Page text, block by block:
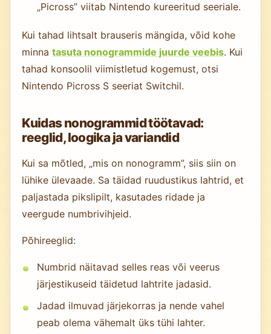
„Picross” viitab Nintendo kureeritud seeriale.
Kui tahad lihtsalt brauseris mängida, võid kohe
minnatasuta nonogrammide juurde veebis. Kui
tahad konsoolil viimistletud kogemust, otsi
Nintendo Picross S seeriat Switchil.
Kuidas nonogrammid töötavad:
reeglid, loogika ja variandid
Kui sa mõtled, „mis on nonogramm”, siis siin on
lühike ülevaade. Sa täidad ruudustikus lahtrid, et
paljastada pikslipilt, kasutades ridade ja
veergude numbrivihjeid.
Põhireeglid:
Numbrid näitavad selles reas või veerus
järjestikuseid täidetud lahtrite jadasid.
Jadad ilmuvad järjekorras ja nende vahel
peab olema vähemalt üks tühi lahter.